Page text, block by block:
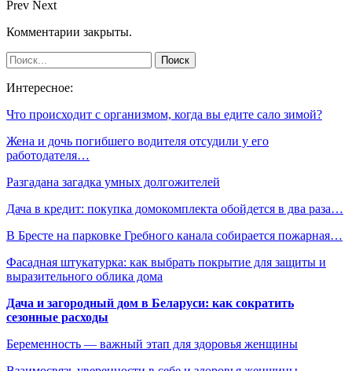
Prev Next
Комментарии закрыты.
Интересное:
Что происходит с организмом, когда вы едите сало зимой?
Жена и дочь погибшего водителя отсудили у его
работодателя…
Разгадана загадка умных долгожителей
Дача в кредит: покупка домокомплекта обойдется в два раза…
В Бресте на парковке Гребного канала собирается пожарная…
Фасадная штукатурка: как выбрать покрытие для защиты и
выразительного облика дома
Дача и загородный дом в Беларуси: как сократить
сезонные расходы
Беременность — важный этап для здоровья женщины